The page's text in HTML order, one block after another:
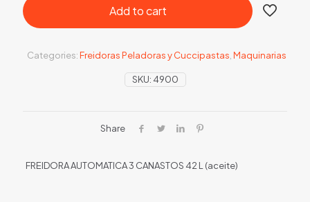
Add to cart
SKU: 4900
Categories:Freidoras Peladoras y Cuccipastas Maquinarias
Share
FREIDORA AUTOMATICA 3 CANASTOS 42 L (aceite)